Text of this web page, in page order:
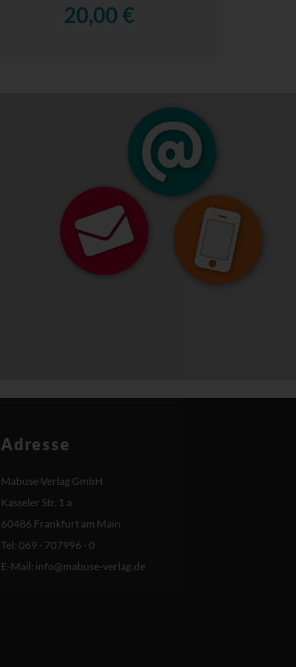
20,00 €
Adresse
Mabuse-Verlag GmbH
Kasseler Str. 1 a
60486 Frankfurt am Main
Tel: 069 - 707996 - 0
E-Mail: info@mabuse-verlag.de